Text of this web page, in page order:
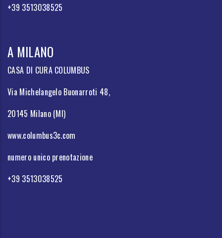
+39 3513038525
A MILANO
CASA DI CURA COLUMBUS
Via Michelangelo Buonarroti 48,
20145 Milano (MI)
www.columbus3c.com
numero unico prenotazione
+39 3513038525